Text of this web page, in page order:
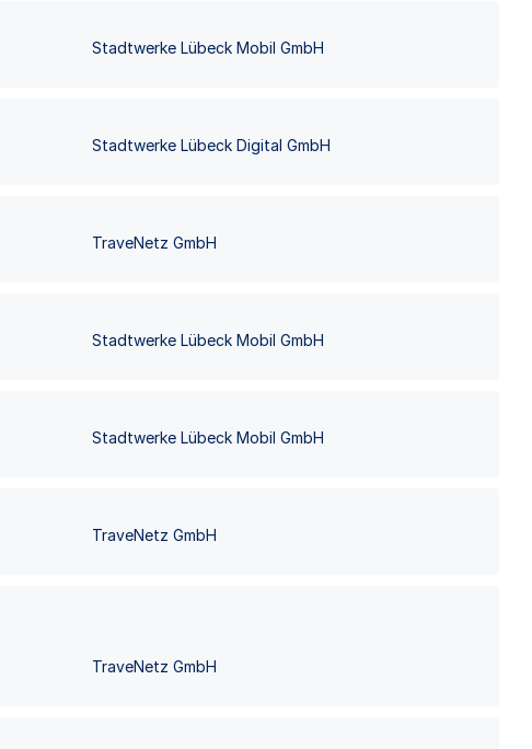
Stadtwerke Lübeck Mobil GmbH
Stadtwerke Lübeck Digital GmbH
TraveNetz GmbH
Stadtwerke Lübeck Mobil GmbH
Stadtwerke Lübeck Mobil GmbH
TraveNetz GmbH
TraveNetz GmbH